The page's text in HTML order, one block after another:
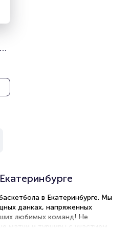
в Екатеринбурге. Мы
данках, напряженных
любимых команд! Не
матчи и турниры с участием
и гостей Екатеринбурга мы